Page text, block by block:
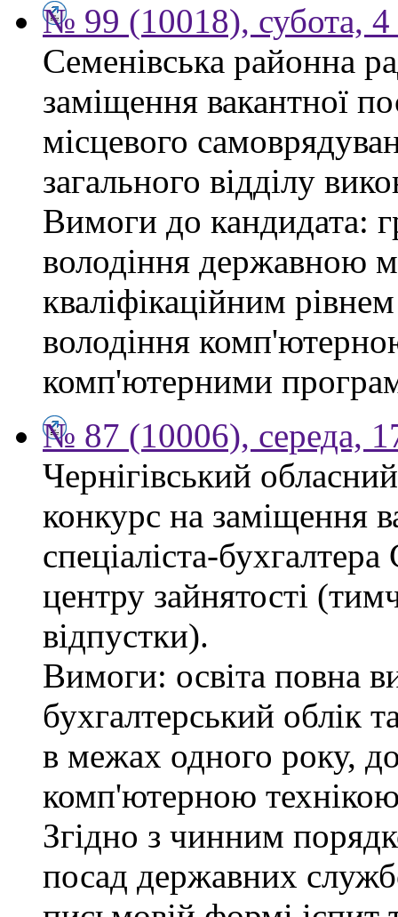
№ 99 (10018), субота, 4
Семенівська районна
заміщення вакантної
місцевого
загального відділу
Вимоги до кандидата:
володіння державною
кваліфікаційним
володіння
комп'ютерними
№ 87 (10006), середа,
Чернігівський
конкурс на заміщення
спеціаліста-
центру зайнятості
відпустки).
Вимоги: освіта повна
бухгалтерський облік
в межах одного року,
комп'ютерною
Згідно з чинним
посад державних